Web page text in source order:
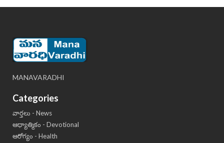
MANAVARADHI
Categories
వార్తలు - News
ఆధ్యాత్మికం - Devotional
ఆరోగ్యం - Health